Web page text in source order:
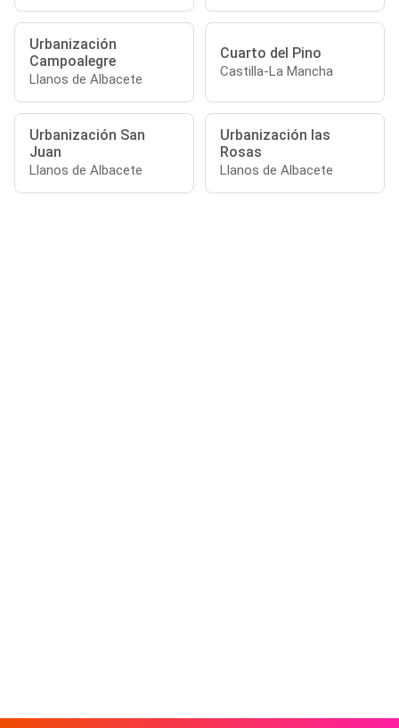
Urbanización
Campoalegre
Llanos de Albacete
Cuarto del Pino
Castilla-La Mancha
Urbanización San
Juan
Llanos de Albacete
Urbanización las
Rosas
Llanos de Albacete